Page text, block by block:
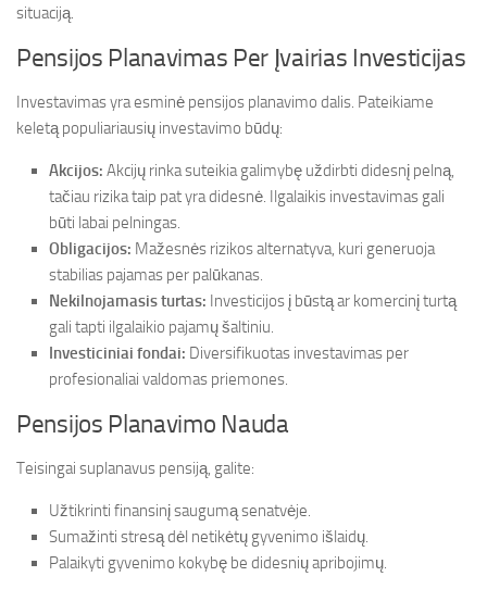
situaciją.
Pensijos Planavimas Per Įvairias Investicijas
Investavimas yra esminė pensijos planavimo dalis. Pateikiame
keletą populiariausių investavimo būdų:
Akcijos: Akcijų rinka suteikia galimybę uždirbti didesnį pelną,
tačiau rizika taip pat yra didesnė. Ilgalaikis investavimas gali
būti labai pelningas.
Obligacijos: Mažesnės rizikos alternatyva, kuri generuoja
stabilias pajamas per palūkanas.
Nekilnojamasis turtas: Investicijos į būstą ar komercinį turtą
gali tapti ilgalaikio pajamų šaltiniu.
Investiciniai fondai: Diversifikuotas investavimas per
profesionaliai valdomas priemones.
Pensijos Planavimo Nauda
Teisingai suplanavus pensiją, galite:
Užtikrinti finansinį saugumą senatvėje.
Sumažinti stresą dėl netikėtų gyvenimo išlaidų.
Palaikyti gyvenimo kokybę be didesnių apribojimų.